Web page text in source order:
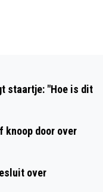
staartje: "Hoe is dit
knoop door over
over